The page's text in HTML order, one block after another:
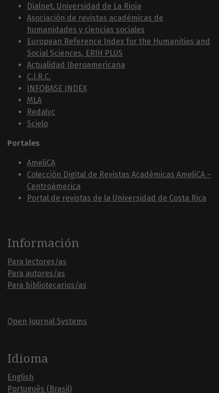
Dialnet, Universidad de La Rioja
Asociación de revistas académicas de
humanidades y ciencias sociales
European Reference Index for the Humanities and
Social Sciences, ERIH PLUS
Actualidad Iberoamericana
C.I.R.C.
INFOBASE INDEX
MLA
Redalyc
Scielo
Portales
AmeliCA
Colección Digital de Revistas Académicas AmeliCA –
Centroámerica
Portal de revistas de la Universidad de Costa Rica
Información
Para lectores/as
Para autores/as
Para bibliotecarios/as
Open Journal Systems
Idioma
English
Português (Brasil)